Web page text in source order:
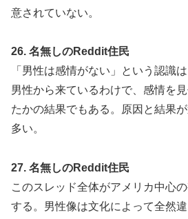
意されていない。
26. 名無しのReddit住民
「男性は感情がない」という認識
男性から来ているわけで、感情を
たかの結果でもある。原因と結果
多い。
27. 名無しのReddit住民
このスレッド全体がアメリカ中心
する。男性像は文化によって全然